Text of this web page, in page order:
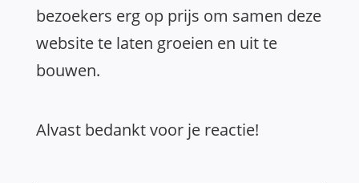
bezoekers erg op prijs om samen deze
website te laten groeien en uit te
bouwen.
Alvast bedankt voor je reactie!